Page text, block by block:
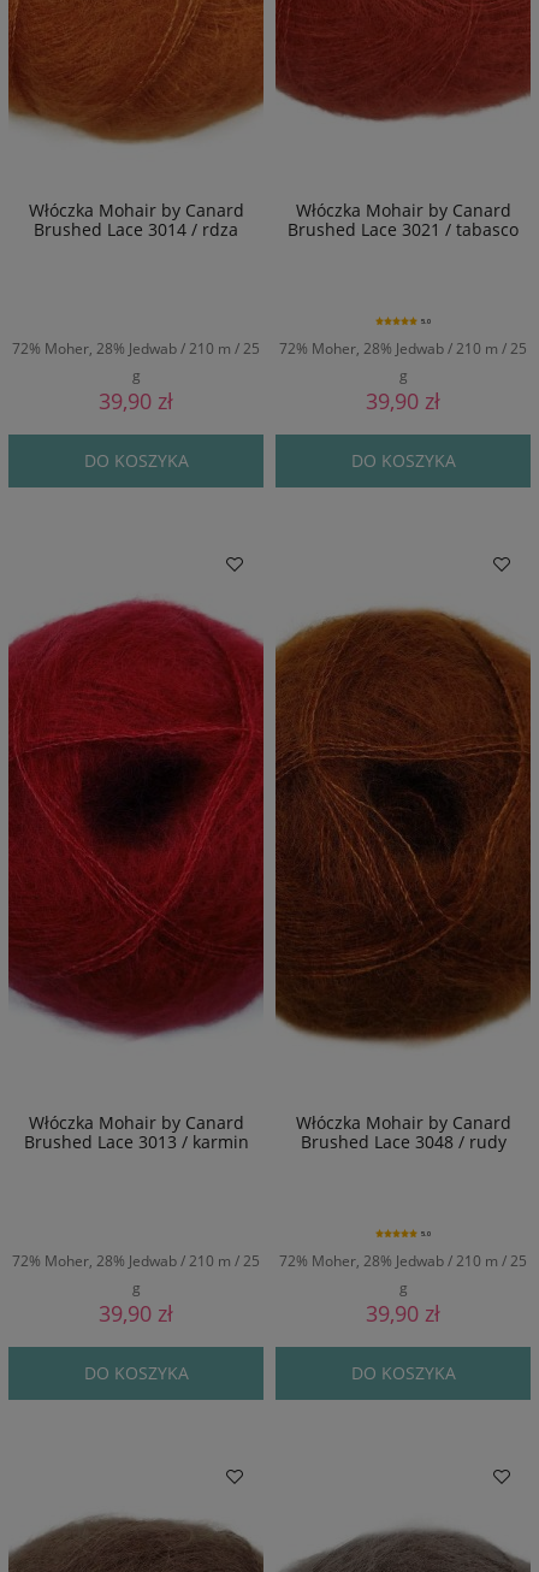
Włóczka Mohair by Canard
Brushed Lace 3014 / rdza
72% Moher, 28% Jedwab / 210 m / 25
g
39,90 zł
DO KOSZYKA
Włóczka Mohair by Canard
Brushed Lace 3021 / tabasco
72% Moher, 28% Jedwab / 210 m / 25
g
5.0
39,90 zł
DO KOSZYKA
Włóczka Mohair by Canard
Brushed Lace 3013 / karmin
72% Moher, 28% Jedwab / 210 m / 25
g
39,90 zł
DO KOSZYKA
Włóczka Mohair by Canard
Brushed Lace 3048 / rudy
72% Moher, 28% Jedwab / 210 m / 25
g
5.0
39,90 zł
DO KOSZYKA